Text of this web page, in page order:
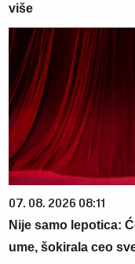
više
07. 08. 2026 08:11
Nije samo lepotica:
ume, šokirala ceo